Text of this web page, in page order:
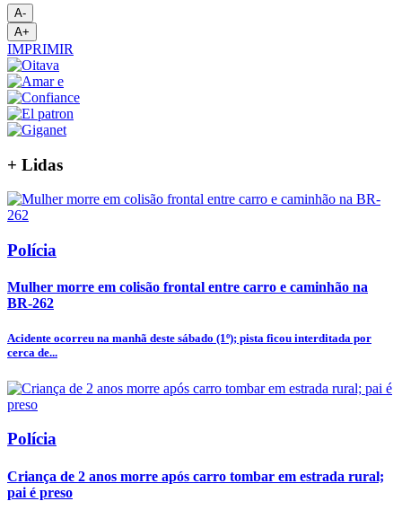
A-
A+
IMPRIMIR
+ Lidas
Polícia
Mulher morre em colisão frontal entre carro e caminhão na
BR-262
Acidente ocorreu na manhã deste sábado (1º); pista ficou interditada por
cerca de...
Polícia
Criança de 2 anos morre após carro tombar em estrada rural;
pai é preso